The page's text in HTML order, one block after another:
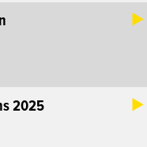
2025